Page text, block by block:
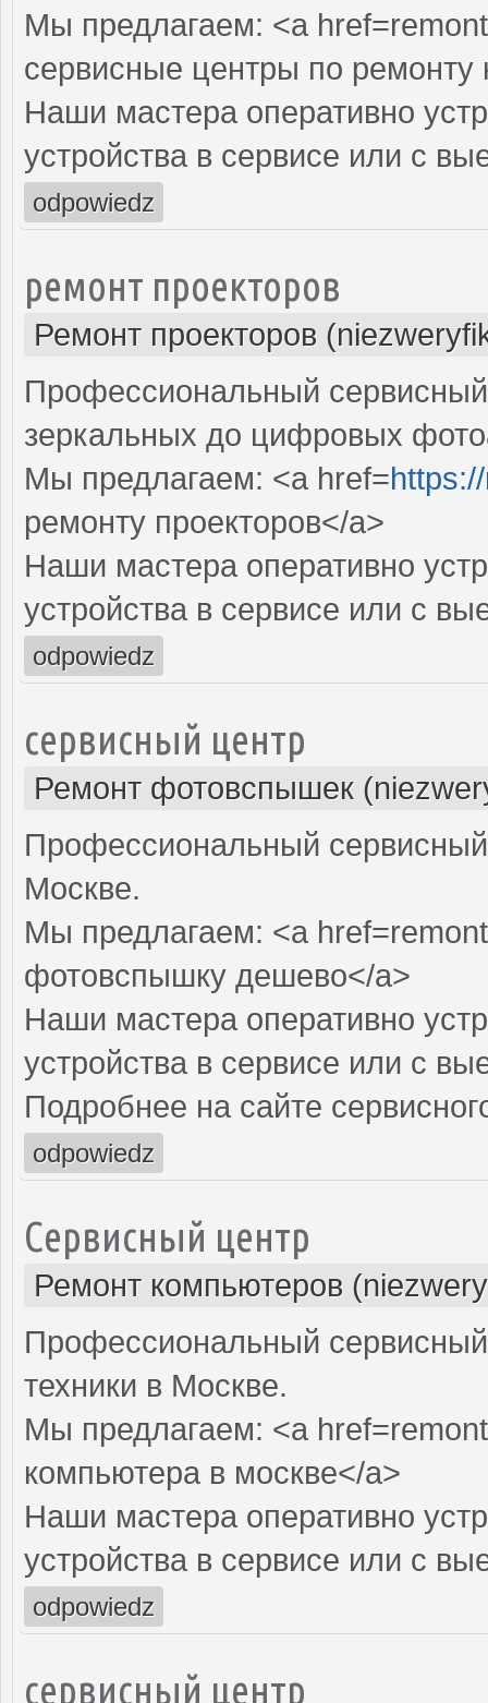
Мы предлагаем: <a
сервисные центры по ремонту
Наши мастера оперативно
устройства в сервисе или с
odpowiedz
ремонт проекторов
Ремонт проекторов
Профессиональный
зеркальных до цифровых
Мы предлагаем: <a href=
ремонту проекторов</a>
Наши мастера оперативно
устройства в сервисе или с
odpowiedz
сервисный центр
Ремонт фотовспышек
Профессиональный
Москве.
Мы предлагаем: <a
фотовспышку дешево</a>
Наши мастера оперативно
устройства в сервисе или с
Подробнее на сайте
odpowiedz
Сервисный центр
Ремонт компьютеров
Профессиональный
техники в Москве.
Мы предлагаем: <a
компьютера в москве</a>
Наши мастера оперативно
устройства в сервисе или с
odpowiedz
сервисный центр